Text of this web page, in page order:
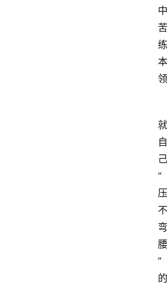
中
苦
练
本
领
就
自
己
“
压
不
弯
腰
”
的